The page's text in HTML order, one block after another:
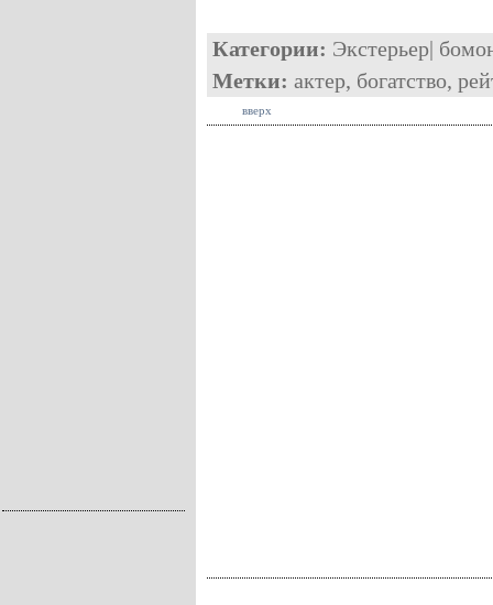
Категории: Экстерьер|
Метки: актер, богатство,
вверх